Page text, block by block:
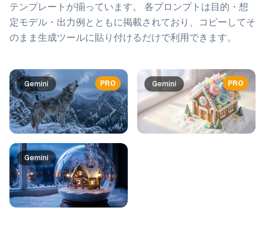
テンプレートが揃っています。 各プロンプトは目的・想
定モデル・出力例とともに掲載されており、コピーしてそ
のまま生成ツールに貼り付けるだけで利用できます。
プロンプト一覧
PRO
Gemini
Gemini
PRO
Gemini